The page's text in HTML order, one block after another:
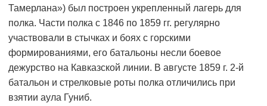
Тамерлана») был построен укрепленный лагерь для
полка. Части полка с 1846 по 1859 гг. регулярно
участвовали в стычках и боях с горскими
формированиями, его батальоны несли боевое
дежурство на Кавказской линии. В августе 1859 г. 2-й
батальон и стрелковые роты полка отличились при
взятии аула Гуниб.